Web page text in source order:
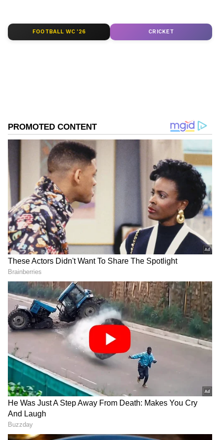
Related Articles
ಪರಪ್ಪನ ಅಗ್ರಹಾರದಲ್ಲಿ ದರ್ಶನ್‌ಗೆ ಊಟದ ವ್ಯವಸ್ಥೆ: ಅತ್ತ
ನಟೋರಿಯಸ್ ರೌಡಿ ವಿಲ್ಸನ್ ಗಾರ್ಡನ್ ನಾಗ.. ಇದು
ದಾಸನ ಜೈಲು ದುನಿಯಾ!
ದರ್ಶನ್‌ಗೆ ಜೈಲಲ್ಲಿ ರಾಜಾತಿಥ್ಯ ನೀಡಿದ್ದ ವಿಲ್ಸನ್ ಗಾರ್ಡನ್
ನಾಗ ರಿಲೀಸ್; ಆದರೆ, ದಾಸನಿಗೆ ಬಿಡುಗಡೆ ಭಾಗ್ಯ
ABOUT THE AUTHOR
DOWNLOAD APP
RECOMMENDED STORIES
FOOTBALL WC '26 CRICKET